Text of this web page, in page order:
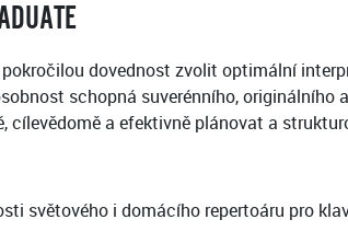
dovednost zvolit optimální
schopná suverénního, originálního
cílevědomě a efektivně plánovat a
světového i domácího repertoáru pro